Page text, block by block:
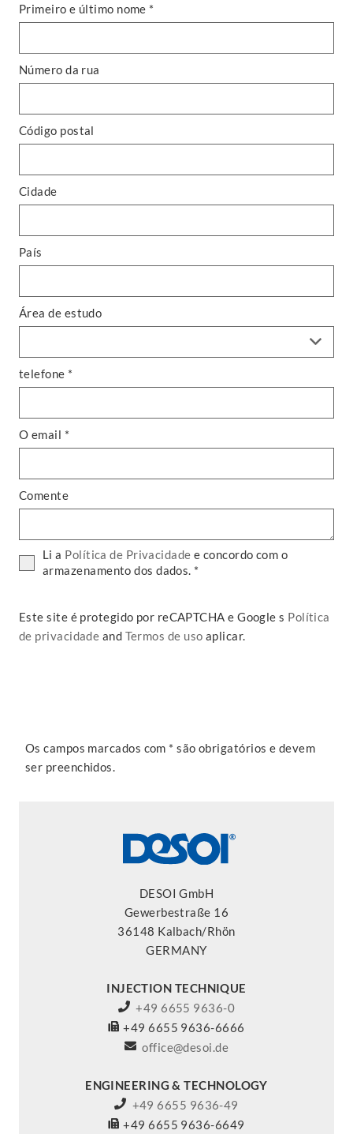
Primeiro e último nome *
Número da rua
Código postal
Cidade
País
Área de estudo
telefone *
O email *
Comente
Li a Política de Privacidadee concordo com o
armazenamento dos dados. *
Este site é protegido por reCAPTCHA e Google s Política
de privacidade and Termos de uso aplicar.
Os campos marcados com * são obrigatórios e devem
ser preenchidos.
DESOI GmbH
Gewerbestraße 16
36148 Kalbach/Rhön
GERMANY
INJECTION TECHNIQUE
+49 6655 9636-0
+49 6655 9636-6666
office@desoi.de
ENGINEERING & TECHNOLOGY
+49 6655 9636-49
+49 6655 9636-6649